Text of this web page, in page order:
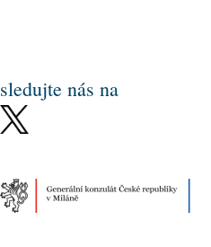
sledujte nás na